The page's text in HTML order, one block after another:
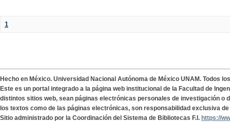
1
Hecho en México. Universidad Nacional Autónoma de México UNAM. Todos
Este es un portal integrado a la página web institucional de la Facultad de
distintos sitios web, sean páginas electrónicas personales de investigación o
los textos como de las páginas electrónicas, son responsabilidad exclusiva
Sitio administrado por la Coordinación del Sistema de Bibliotecas F.I. https://